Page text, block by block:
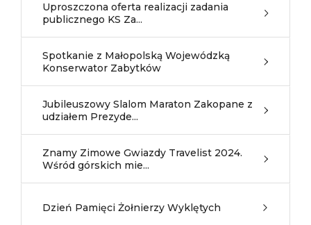
Uproszczona oferta realizacji zadania
publicznego KS Za...
Spotkanie z Małopolską Wojewódzką
Konserwator Zabytków
Jubileuszowy Slalom Maraton Zakopane z
udziałem Prezyde...
Znamy Zimowe Gwiazdy Travelist 2024.
Wśród górskich mie...
Dzień Pamięci Żołnierzy Wyklętych